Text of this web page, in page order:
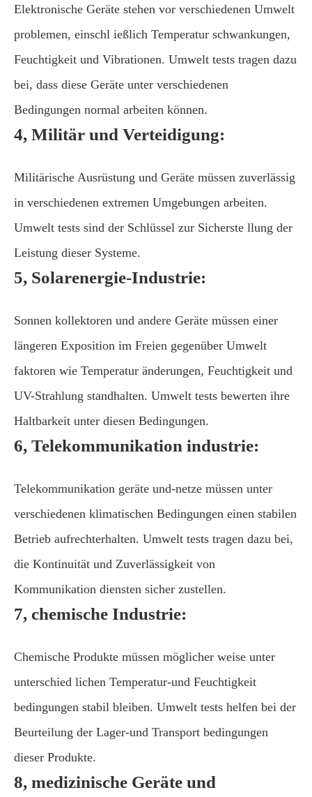
Elektronische Geräte stehen vor verschiedenen Umwelt
problemen, einschl ießlich Temperatur schwankungen,
Feuchtigkeit und Vibrationen. Umwelt tests tragen dazu
bei, dass diese Geräte unter verschiedenen
Bedingungen normal arbeiten können.
4, Militär und Verteidigung:
Militärische Ausrüstung und Geräte müssen zuverlässig
in verschiedenen extremen Umgebungen arbeiten.
Umwelt tests sind der Schlüssel zur Sicherste llung der
Leistung dieser Systeme.
5, Solarenergie-Industrie:
Sonnen kollektoren und andere Geräte müssen einer
längeren Exposition im Freien gegenüber Umwelt
faktoren wie Temperatur änderungen, Feuchtigkeit und
UV-Strahlung standhalten. Umwelt tests bewerten ihre
Haltbarkeit unter diesen Bedingungen.
6, Telekommunikation industrie:
Telekommunikation geräte und-netze müssen unter
verschiedenen klimatischen Bedingungen einen stabilen
Betrieb aufrechterhalten. Umwelt tests tragen dazu bei,
die Kontinuität und Zuverlässigkeit von
Kommunikation diensten sicher zustellen.
7, chemische Industrie:
Chemische Produkte müssen möglicher weise unter
unterschied lichen Temperatur-und Feuchtigkeit
bedingungen stabil bleiben. Umwelt tests helfen bei der
Beurteilung der Lager-und Transport bedingungen
dieser Produkte.
8, medizinische Geräte und